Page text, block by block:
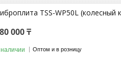
TSS-WP50L (колесный
000 ₸
Оптом и в розницу